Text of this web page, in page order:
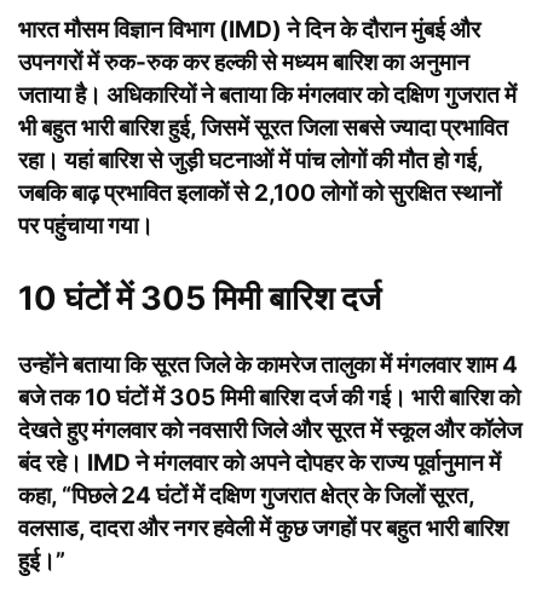
भारत मौसम विज्ञान विभाग (IMD) ने दिन के दौरान मुंबई और
उपनगरों में रुक-रुक कर हल्की से मध्यम बारिश का अनुमान
जताया है। अधिकारियों ने बताया कि मंगलवार को दक्षिण गुजरात में
भी बहुत भारी बारिश हुई, जिसमें सूरत जिला सबसे ज्यादा प्रभावित
रहा। यहां बारिश से जुड़ी घटनाओं में पांच लोगों की मौत हो गई,
जबकि बाढ़ प्रभावित इलाकों से 2,100 लोगों को सुरक्षित स्थानों
पर पहुंचाया गया।
10 घंटों में 305 मिमी बारिश दर्ज
उन्होंने बताया कि सूरत जिले के कामरेज तालुका में मंगलवार शाम 4
बजे तक 10 घंटों में 305 मिमी बारिश दर्ज की गई। भारी बारिश को
देखते हुए मंगलवार को नवसारी जिले और सूरत में स्कूल और कॉलेज
बंद रहे। IMD ने मंगलवार को अपने दोपहर के राज्य पूर्वानुमान में
कहा, “पिछले 24 घंटों में दक्षिण गुजरात क्षेत्र के जिलों सूरत,
वलसाड, दादरा और नगर हवेली में कुछ जगहों पर बहुत भारी बारिश
हुई।”